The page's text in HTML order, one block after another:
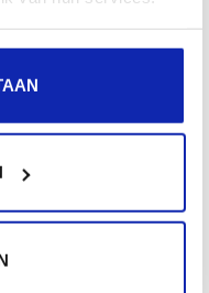
€ 63,99
/ jaar